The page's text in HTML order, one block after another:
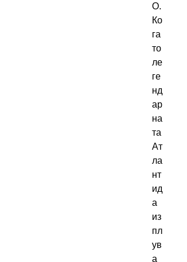
О.
Ко
га
то
ле
ге
нд
ар
на
та
Ат
ла
нт
ид
а
из
пл
ув
а